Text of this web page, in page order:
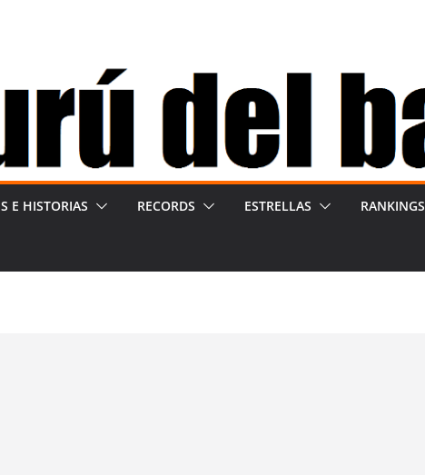
E HISTORIAS RECORDS ESTRELLAS RANKINGS